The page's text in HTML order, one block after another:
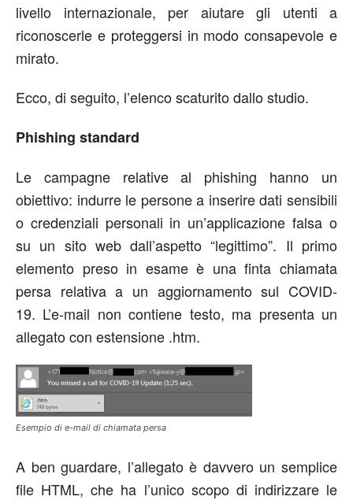
livello internazionale, per aiutare gli utenti a
riconoscerle e proteggersi in modo consapevole e
mirato.
Ecco, di seguito, l’elenco scaturito dallo studio.
Phishing standard
Le campagne relative al phishing hanno un
obiettivo: indurre le persone a inserire dati sensibili
o credenziali personali in un’applicazione falsa o
su un sito web dall’aspetto “legittimo”. Il primo
elemento preso in esame è una finta chiamata
persa relativa a un aggiornamento sul COVID-
19. L’e-mail non contiene testo, ma presenta un
allegato con estensione .htm.
Esempio di e-mail di chiamata persa
A ben guardare, l’allegato è davvero un semplice
file HTML, che ha l’unico scopo di indirizzare le